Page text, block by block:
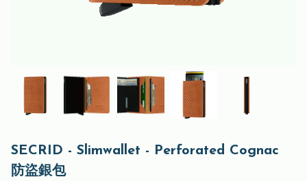
SECRID - Slimwallet - Perforated Cognac
防盜銀包